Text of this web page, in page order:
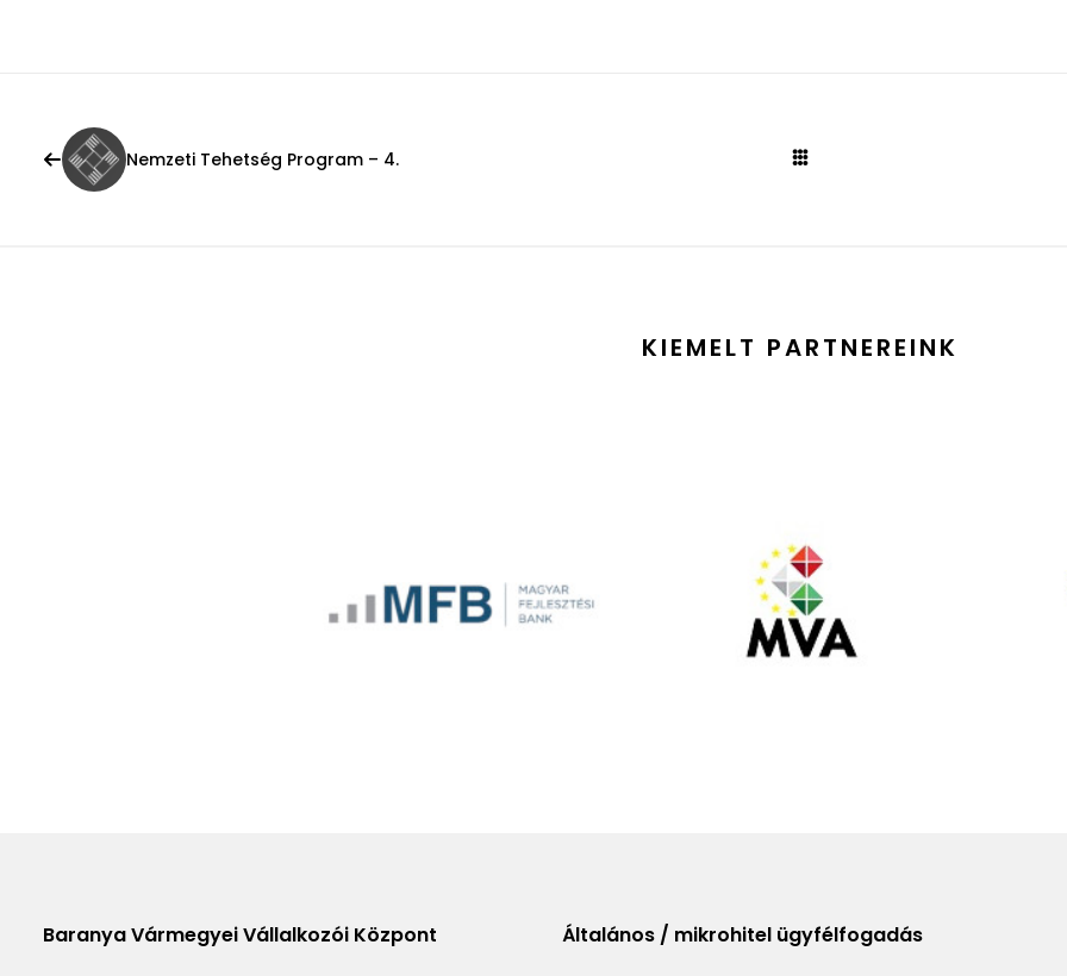
Nemzeti Tehetség Program – 4.
KIEMELT PARTNEREINK
Baranya Vármegyei Vállalkozói Központ Általános / mikrohitel ügyfélfogadás